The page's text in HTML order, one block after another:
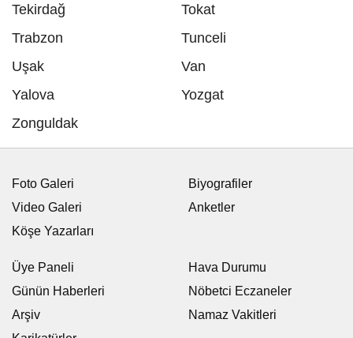
Tekirdağ
Tokat
Trabzon
Tunceli
Uşak
Van
Yalova
Yozgat
Zonguldak
Foto Galeri
Video Galeri
Köşe Yazarları
Biyografiler
Anketler
Üye Paneli
Günün Haberleri
Arşiv
Hava Durumu
Nöbetci Eczaneler
Namaz Vakitleri